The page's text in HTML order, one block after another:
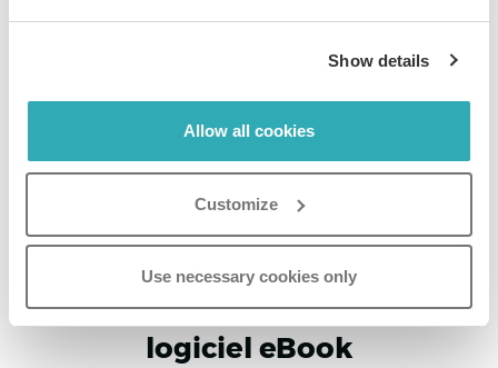
Show details
Allow all cookies
Customize
Use necessary cookies only
Créez facilement des
expériences de lecture
exceptionnelles avec notre
logiciel eBook